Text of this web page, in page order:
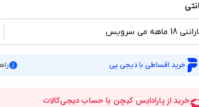
18 ماهه می سرویس
خرید اقساطی با دیجی پی